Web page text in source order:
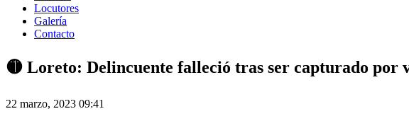
Locutores
Galería
Contacto
🟡 Loreto: Delincuente falleció tras ser capturado por
22 marzo, 2023 09:41